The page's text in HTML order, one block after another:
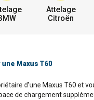
Attelage
Citroën
Maxus T60
d'une Maxus T60 et
de chargement